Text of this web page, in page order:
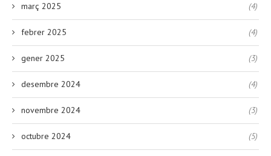
març 2025 (4)
febrer 2025 (4)
gener 2025 (3)
desembre 2024 (4)
novembre 2024 (3)
octubre 2024 (5)